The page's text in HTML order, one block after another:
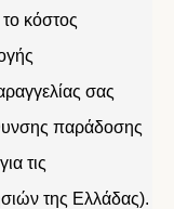
κόστος
σας
παράδοσης
τις
της Ελλάδας).